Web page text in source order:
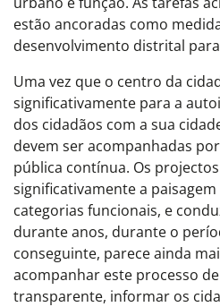
estão ancoradas como
desenvolvimento distrital
Uma vez que o centro da
significativamente para a
dos cidadãos com a sua
devem ser acompanhadas
pública contínua. Os
significativamente a
categorias funcionais, e
durante anos, durante o
conseguinte, parece ainda
acompanhar este processo
transparente, informar os